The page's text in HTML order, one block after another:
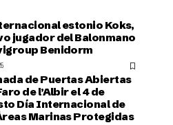
estonio Koks,
jugador del Balonmano
Benidorm
de Puertas Abiertas
de l’Albir el 4 de
Día Internacional de
Marinas Protegidas